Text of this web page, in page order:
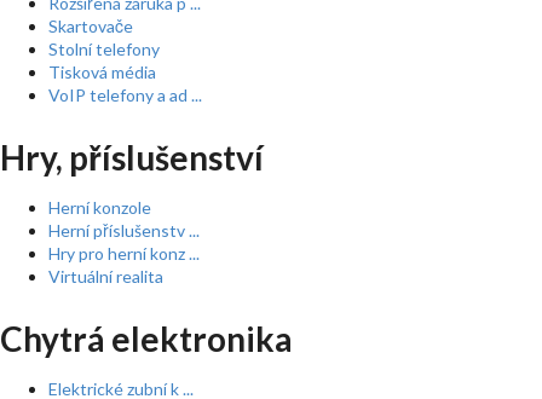
Skartovače
Stolní telefony
Tisková média
VoIP telefony a ad ...
Hry, příslušenství
Herní konzole
Herní příslušenstv ...
Hry pro herní konz ...
Virtuální realita
Chytrá elektronika
Elektrické zubní k ...